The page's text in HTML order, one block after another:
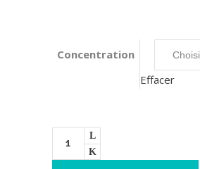
Concentration
Effacer